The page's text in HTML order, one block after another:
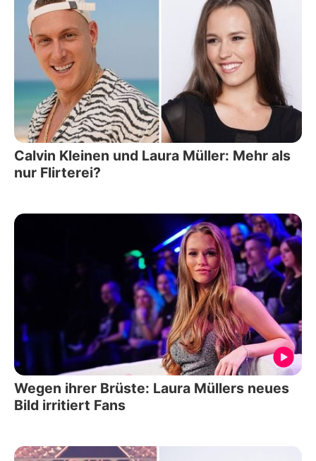
Calvin Kleinen und Laura Müller: Mehr als
nur Flirterei?
Wegen ihrer Brüste: Laura Müllers neues
Bild irritiert Fans